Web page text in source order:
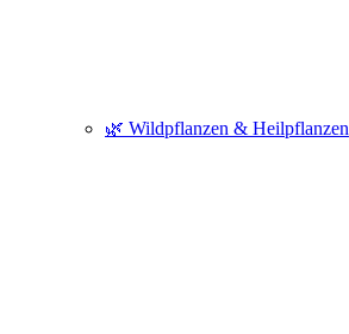
🌿 Wildpflanzen & Heilpflanzen